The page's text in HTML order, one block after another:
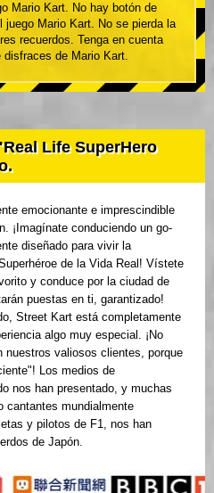
Mario Kart. No hay botón de
Mario Kart. No se pierda la
recuerdos. Tenga en cuenta
disfraces de Mario Kart.
Life SuperHero
emocionante e imprescindible
¡Imagínate conduciendo un go-
diseñado para vivir la
de la Vida Real! Vístete
y conduce por la ciudad de
puestas en ti, garantizado!
Street Kart está completamente
algo muy especial. ¡No
valiosos clientes, porque
Los medios de
nos han presentado, y muchas
cantantes mundialmente
y pilotos de F1, nos han
de Japón.